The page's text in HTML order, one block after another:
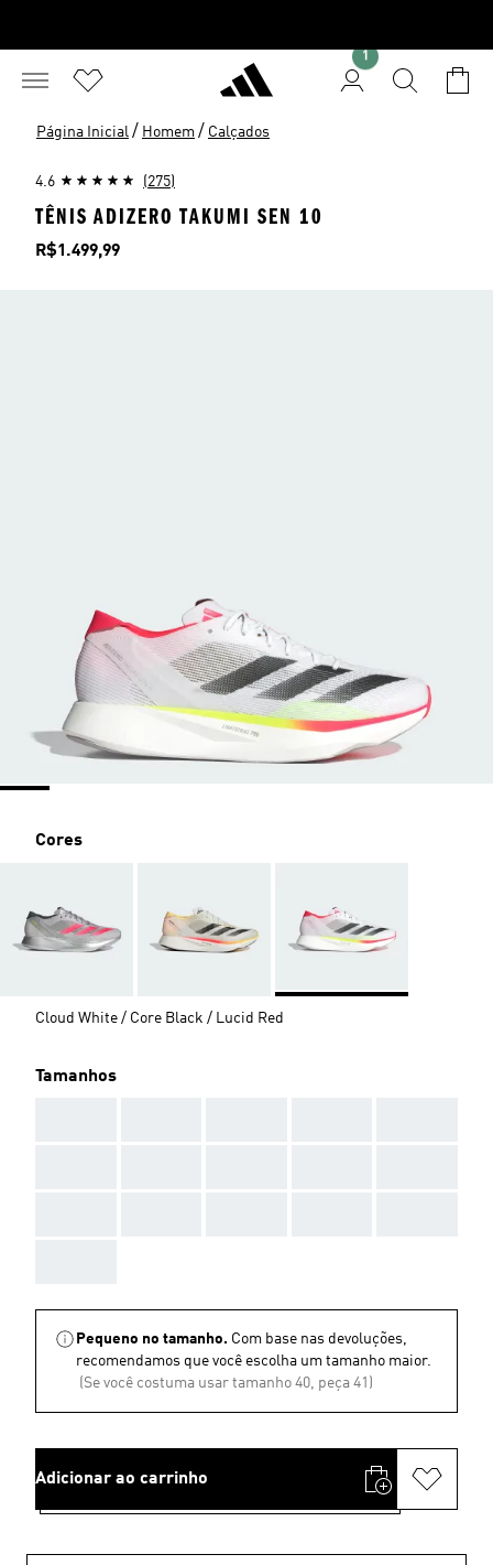
1
Página Inicial / Homem / Calçados
4.6 (275)
TÊNIS ADIZERO TAKUMI SEN 10
Preço
R$1.499,99
Cores
Cloud White / Core Black / Lucid Red
Tamanhos
Pequeno no tamanho. Com base nas devoluções,
recomendamos que você escolha um tamanho maior.
(Se você costuma usar tamanho 40, peça 41)
Adicionar ao carrinho